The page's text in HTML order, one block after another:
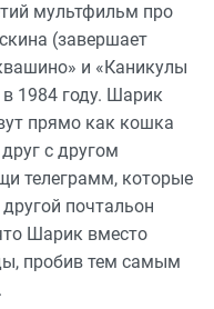
мультфильм про
(завершает
и «Каникулы
1984 году. Шарик
прямо как кошка
с другом
телеграмм, которые
почтальон
Шарик вместо
пробив тем самым